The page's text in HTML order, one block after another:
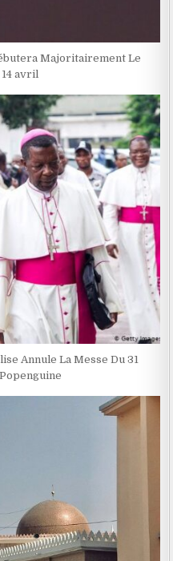
Majoritairement Le
avril
Annule La Messe Du 31